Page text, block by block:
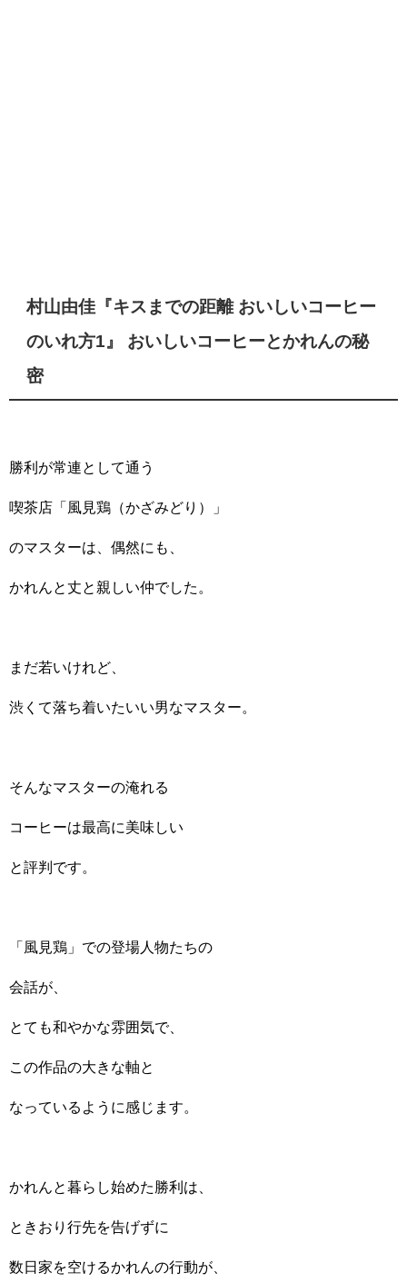
村山由佳『キスまでの距離 おいしいコーヒー
のいれ方1』 おいしいコーヒーとかれんの秘
密
勝利が常連として通う
喫茶店「風見鶏（かざみどり）」
のマスターは、偶然にも、
かれんと丈と親しい仲でした。
まだ若いけれど、
渋くて落ち着いたいい男なマスター。
そんなマスターの淹れる
コーヒーは最高に美味しい
と評判です。
「風見鶏」での登場人物たちの
会話が、
とても和やかな雰囲気で、
この作品の大きな軸と
なっているように感じます。
かれんと暮らし始めた勝利は、
ときおり行先を告げずに
数日家を空けるかれんの行動が、